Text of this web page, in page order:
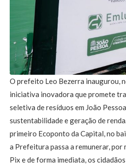
O prefeito Leo Bezerra inaugurou,
iniciativa inovadora que promete
seletiva de resíduos em João
sustentabilidade e geração de
primeiro Ecoponto da Capital, no
a Prefeitura passa a remunerar, por
Pix e de forma imediata, os